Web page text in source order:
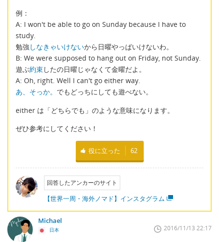
例：
A: I won't be able to go on Sunday because I have to
study.
勉強 しなきゃいけないから日曜やっぱいけないわ。
B: We were supposed to hang out on Friday, not Sunday.
遊ぶ約束したの日曜じゃなくて金曜だよ。
A: Oh, right. Well I can't go either way.
あ、そっか。 でもどっちにしても遊べない。
either は「どちらでも」のような意味になります。
ぜひ参考にしてください！
役に立った 62
回答したアンカーのサイト
【世界一周・海外ノマド】インスタグラム
Michael
日本 2016/11/13 22:17